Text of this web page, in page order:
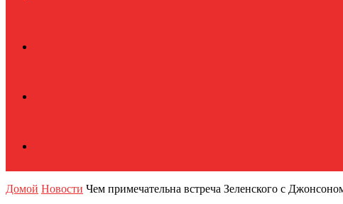
Домой Новости Чем примечательна встреча Зеленского с